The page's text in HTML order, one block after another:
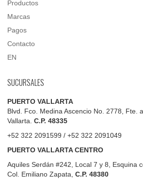
Productos
Marcas
Pagos
Contacto
EN
SUCURSALES
PUERTO VALLARTA
Blvd. Fco. Medina Ascencio No. 2778, Fte.
Vallarta. C.P. 48335
+52 322 2091599 / +52 322 2091049
PUERTO VALLARTA CENTRO
Aquiles Serdán #242, Local 7 y 8, Esquina
Col. Emiliano Zapata, C.P. 48380